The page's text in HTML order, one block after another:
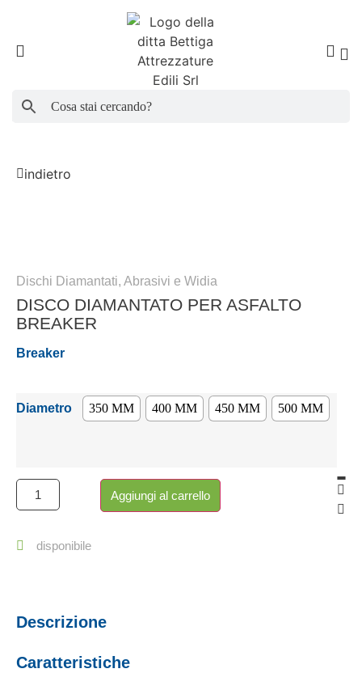
for:
indietro
Dischi Diamantati, Abrasivi e Widia
DISCO DIAMANTATO PER ASFALTO
BREAKER
Breaker
Diametro 350 MM 400 MM 450 MM 500 MM
Aggiungi al carrello
disponibile
Descrizione
Caratteristiche